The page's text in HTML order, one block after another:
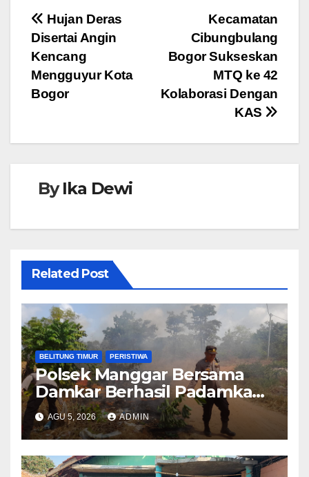
e
b
o
o
k
er s
A
p
Navigasi
pos
Kecamatan
Cibungbulang
Bogor Sukseskan
MTQ ke 42
Kolaborasi Dengan
KAS
Hujan Deras
Disertai Angin
Kencang
Mengguyur Kota
Bogor
ByIka Dewi
Related Post
BELITUNG TIMUR PERISTIWA
Polsek Manggar Bersama
Damkar Berhasil Padamkan
Kebakaran Lahan di Desa
Sukamandi
AGU 5, 2026 ADMIN